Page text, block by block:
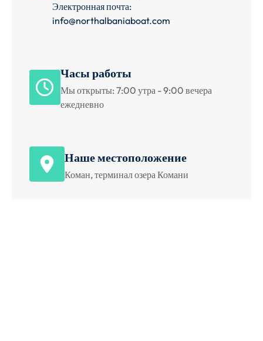
Электронная почта:
info@northalbaniaboat.com
Часы работы
Мы открыты: 7:00 утра - 9:00 вечера
ежедневно
Наше местоположение
Коман, терминал озера Комани